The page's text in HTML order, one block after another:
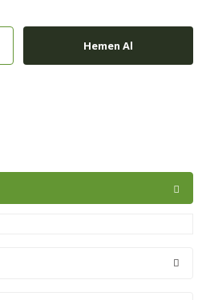
Hemen Al